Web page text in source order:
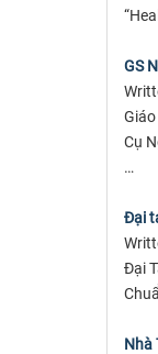
GS
Cụ
…
Đại
Đại
Nhà